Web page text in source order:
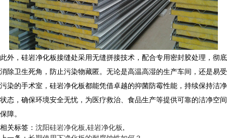
此外， 硅岩净化板接缝处采用无缝拼接技术，配合专用密封胶处理，彻底
消除卫生死角，防止污染物藏匿。无论是高温高湿的生产车间，还是易受
污染的手术室， 硅岩净化板都能凭借卓越的抑菌防霉性能，持续保持洁净
状态，确保环境安全无忧，为医疗救治、食品生产等提供可靠的洁净空间
保障。
相关标签： 沈阳硅岩净化板,硅岩净化板,